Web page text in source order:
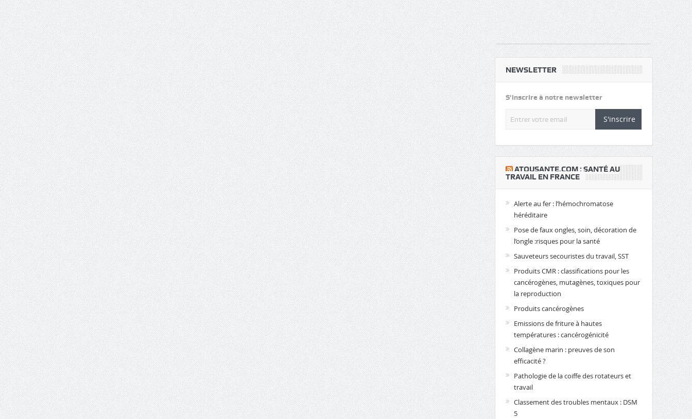
NEWSLETTER
S'inscrire à notre newsletter
S'inscrire
​ATOUSANTE.COM : SANTÉ AU
TRAVAIL EN FRANCE
Alerte au fer : l’hémochromatose
héréditaire
Pose de faux ongles, soin, décoration de
l’ongle :risques pour la santé
Sauveteurs secouristes du travail, SST
Produits CMR : classifications pour les
cancérogènes, mutagènes, toxiques pour
la reproduction
Produits cancérogènes
Emissions de friture à hautes
températures : cancérogénicité
Collagène marin : preuves de son
efficacité ?
Pathologie de la coiffe des rotateurs et
travail
Classement des troubles mentaux : DSM
5